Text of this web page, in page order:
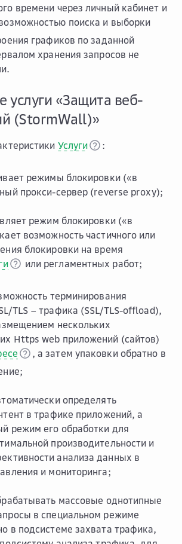
времени через личный кабинет и
поиска и выборки
графиков по заданной
хранения запросов не
услуги «Защита веб-
(StormWall)»
Услуги :
режимы блокировки («в
прокси-сервер (reverse proxy);
режим блокировки («в
возможность частичного или
блокировки на время
или регламентных работ;
терминирования
TLS – трафика (SSL/TLS-offload),
нескольких
Https web приложений (сайтов)
, а затем упаковки обратно в
определять
в трафике приложений, а
режим его обработки для
производительности и
анализа данных в
и мониторинга;
массовые однотипные
в специальном режиме
в подсистеме захвата трафика,